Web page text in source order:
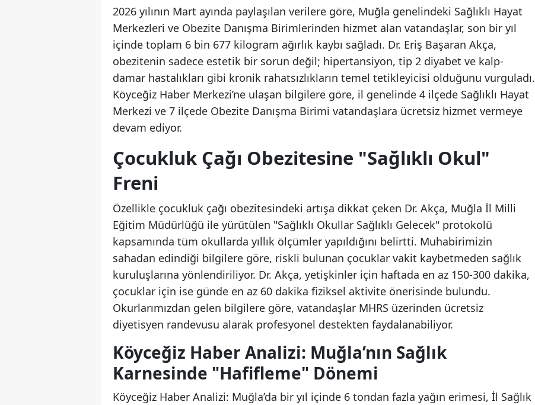
2026 yılının Mart ayında paylaşılan verilere göre, Muğla genelindeki Sağlıklı Hayat
Merkezleri ve Obezite Danışma Birimlerinden hizmet alan vatandaşlar, son bir yıl
içinde toplam 6 bin 677 kilogram ağırlık kaybı sağladı. Dr. Eriş Başaran Akça,
obezitenin sadece estetik bir sorun değil; hipertansiyon, tip 2 diyabet ve kalp-
damar hastalıkları gibi kronik rahatsızlıkların temel tetikleyicisi olduğunu vurguladı.
Köyceğiz Haber Merkezi’ne ulaşan bilgilere göre, il genelinde 4 ilçede Sağlıklı Hayat
Merkezi ve 7 ilçede Obezite Danışma Birimi vatandaşlara ücretsiz hizmet vermeye
devam ediyor.
Çocukluk Çağı Obezitesine "Sağlıklı Okul"
Freni
Özellikle çocukluk çağı obezitesindeki artışa dikkat çeken Dr. Akça, Muğla İl Milli
Eğitim Müdürlüğü ile yürütülen "Sağlıklı Okullar Sağlıklı Gelecek" protokolü
kapsamında tüm okullarda yıllık ölçümler yapıldığını belirtti. Muhabirimizin
sahadan edindiği bilgilere göre, riskli bulunan çocuklar vakit kaybetmeden sağlık
kuruluşlarına yönlendiriliyor. Dr. Akça, yetişkinler için haftada en az 150-300 dakika,
çocuklar için ise günde en az 60 dakika fiziksel aktivite önerisinde bulundu.
Okurlarımızdan gelen bilgilere göre, vatandaşlar MHRS üzerinden ücretsiz
diyetisyen randevusu alarak profesyonel destekten faydalanabiliyor.
Köyceğiz Haber Analizi: Muğla’nın Sağlık
Karnesinde "Hafifleme" Dönemi
Köyceğiz Haber Analizi: Muğla’da bir yıl içinde 6 tondan fazla yağın erimesi, İl Sağlık